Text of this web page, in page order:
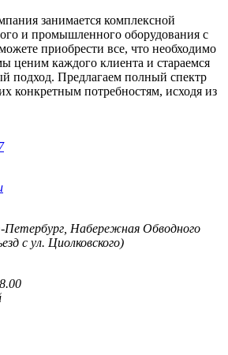
занимается комплексной
и промышленного оборудования с
приобрести все, что необходимо
ценим каждого клиента и стараемся
подход. Предлагаем полный спектр
конкретным потребностям, исходя из
Петербург, Набережная Обводного
с ул. Циолковского)